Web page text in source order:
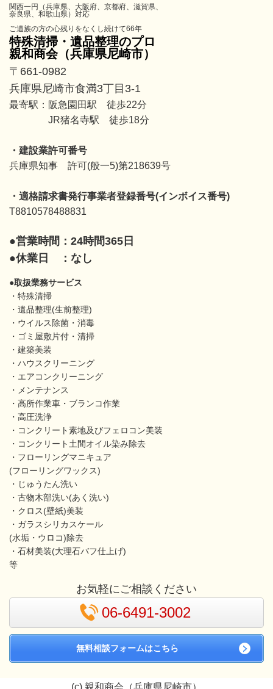
関西一円（兵庫県、大阪府、京都府、滋賀県、
奈良県、和歌山県）対応
ご遺族の方の心残りをなくし続けて66年
特殊清掃・遺品整理のプロ
親和商会（兵庫県尼崎市）
〒661-0982
兵庫県尼崎市食満3丁目3-1
最寄駅：阪急園田駅 徒歩22分
JR猪名寺駅 徒歩18分
・建設業許可番号
兵庫県知事 許可(般一5)第218639号
・適格請求書発行事業者登録番号(インボイス番号)
T8810578488831
●営業時間：24時間365日
●休業日 ：なし
●取扱業務サービス
・特殊清掃
・遺品整理(生前整理)
・ウイルス除菌・消毒
・ゴミ屋敷片付・清掃
・建築美装
・ハウスクリーニング
・エアコンクリーニング
・メンテナンス
・高所作業車・ブランコ作業
・高圧洗浄
・コンクリート素地及びフェロコン美装
・コンクリート土間オイル染み除去
・フローリングマニキュア
(フローリングワックス)
・じゅうたん洗い
・古物木部洗い(あく洗い)
・クロス(壁紙)美装
・ガラスシリカスケール
(水垢・ウロコ)除去
・石材美装(大理石バフ仕上げ)
等
お気軽にご相談ください
06-6491-3002
無料相談フォームはこちら
(c) 親和商会（兵庫県尼崎市）